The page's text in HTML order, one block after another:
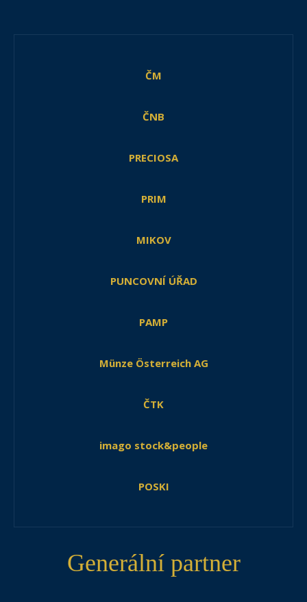
ČM
ČNB
PRECIOSA
PRIM
MIKOV
PUNCOVNÍ ÚŘAD
PAMP
Münze Österreich AG
ČTK
imago stock&people
POSKI
Generální partner